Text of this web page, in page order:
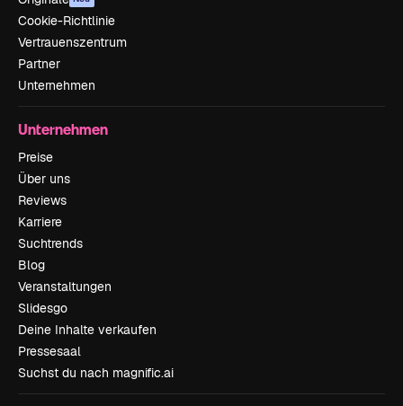
Cookie-Richtlinie
Vertrauenszentrum
Partner
Unternehmen
Unternehmen
Preise
Über uns
Reviews
Karriere
Suchtrends
Blog
Veranstaltungen
Slidesgo
Deine Inhalte verkaufen
Pressesaal
Suchst du nach magnific.ai